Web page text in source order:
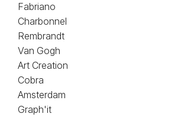
Fabriano
Charbonnel
Rembrandt
Van Gogh
Art Creation
Cobra
Amsterdam
Graph'it